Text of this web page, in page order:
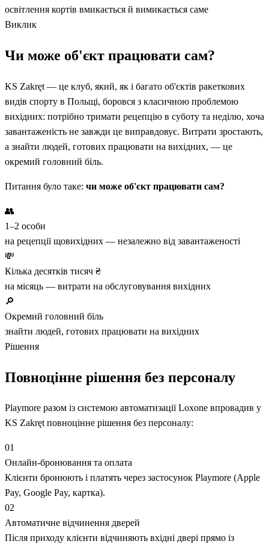
освітлення кортів вмикається й вимикається саме
Виклик
Чи може об'єкт працювати сам?
KS Zakręt — це клуб, який, як і багато об'єктів ракеткових
видів спорту в Польщі, боровся з класичною проблемою
вихідних: потрібно тримати рецепцію в суботу та неділю, хоча
завантаженість не завжди це виправдовує. Витрати зростають,
а знайти людей, готових працювати на вихідних, — це
окремий головний біль.
Питання було таке: чи може об'єкт працювати сам?
👥
1–2 особи
на рецепції щовихідних — незалежно від завантаженості
💸
Кілька десятків тисяч ₴
на місяць — витрати на обслуговування вихідних
🔎
Окремий головний біль
знайти людей, готових працювати на вихідних
Рішення
Повноцінне рішення без персоналу
Playmore разом із системою автоматизації Loxone впровадив у
KS Zakręt повноцінне рішення без персоналу:
01
Онлайн-бронювання та оплата
Клієнти бронюють і платять через застосунок Playmore (Apple
Pay, Google Pay, картка).
02
Автоматичне відчинення дверей
Після приходу клієнти відчиняють вхідні двері прямо із